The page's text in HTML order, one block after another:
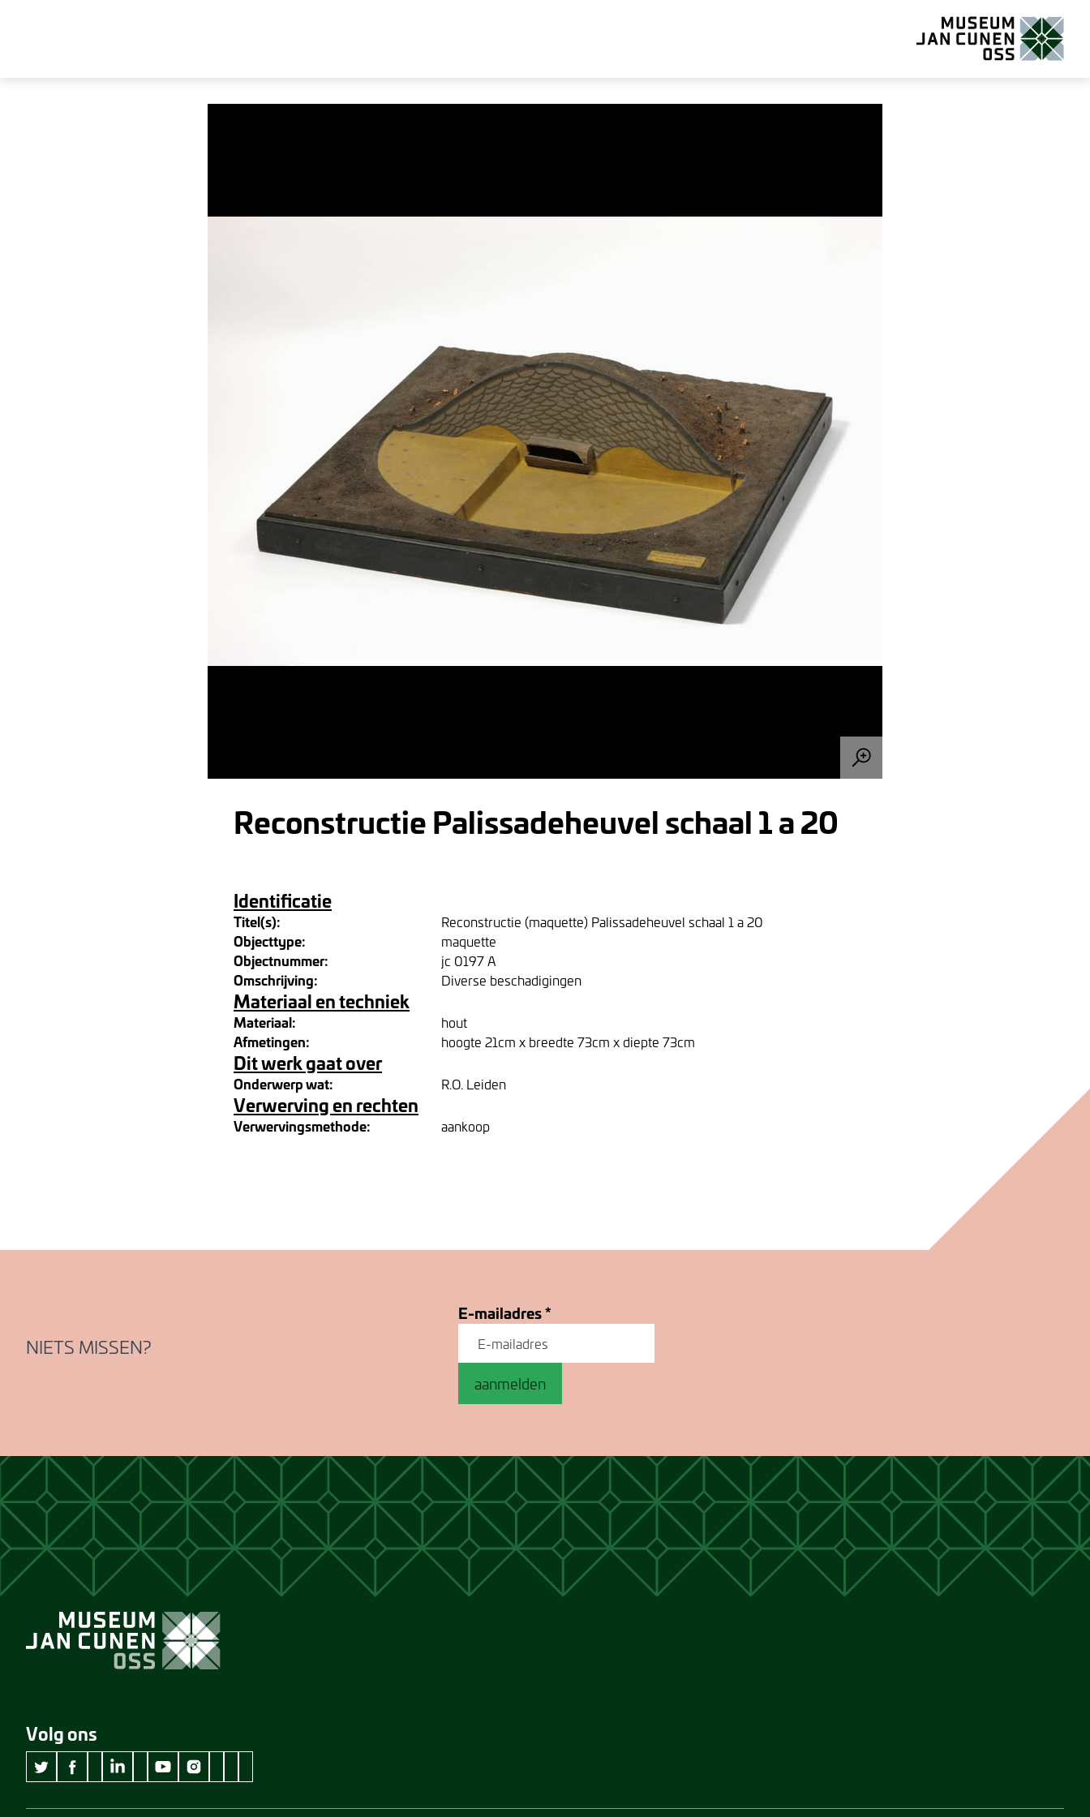
Reconstructie Palissadeheuvel schaal 1 a 20
Identificatie
Titel(s): Reconstructie (maquette) Palissadeheuvel schaal 1 a 20
Objecttype: maquette
Objectnummer: jc 0197 A
Omschrijving: Diverse beschadigingen
Materiaal en techniek
Materiaal: hout
Afmetingen: hoogte 21cm x breedte 73cm x diepte 73cm
Dit werk gaat over
Onderwerp wat: R.O. Leiden
Verwerving en rechten
Verwervingsmethode: aankoop
NIETS MISSEN?
E-mailadres*
aanmelden
Volg ons
twitter Museum Jan Cunen
facebook Museum Jan Cunen
wikipedia Museum Jan Cunen
linkedin Museum Jan Cunen
googleplus Museum Jan Cunen
youtube Museum Jan Cunen
instagram Museum Jan Cunen